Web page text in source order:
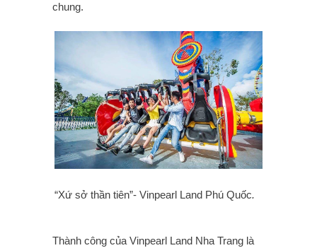
chung.
“Xứ sở thần tiên”- Vinpearl Land Phú Quốc.
Thành công của Vinpearl Land Nha Trang là